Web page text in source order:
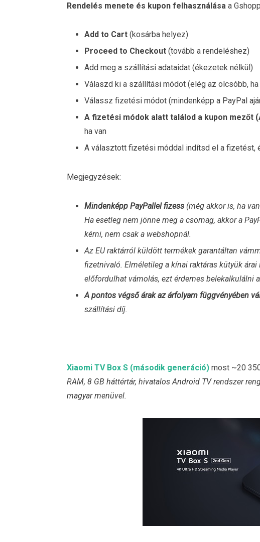
Rendelés menete és kupon felhasználása a
Add to Cart (kosárba helyez)
Proceed to Checkout (tovább a rendeléshez)
Add meg a szállítási adataidat (ékezetek nélkül)
Válaszd ki a szállítási módot (elég az olcsóbb,
Válassz fizetési módot (mindenképp a PayPal
A fizetési módok alatt találod a kupon mezőt (
ha van
A választott fizetési móddal indítsd el a fizetést,
Megjegyzések:
Mindenképp PayPallel fizess (még akkor is, ha
Ha esetleg nem jönne meg a csomag, akkor a
kérni, nem csak a webshopnál.
Az EU raktárról küldött termékek garantáltan
fizetnivaló. Elméletileg a kínai raktáras kütyük
előfordulhat vámolás, ezt érdemes belekalkulálni
A pontos végső árak az árfolyam függvényében
szállítási díj.
Xiaomi TV Box S (második generáció) most ~20
RAM, 8 GB háttértár, hivatalos Android TV rendszer
magyar menüvel.